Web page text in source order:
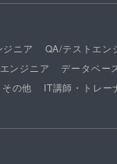
ニア QA/テストエン
ンジニア データベー
その他 IT講師・トレー